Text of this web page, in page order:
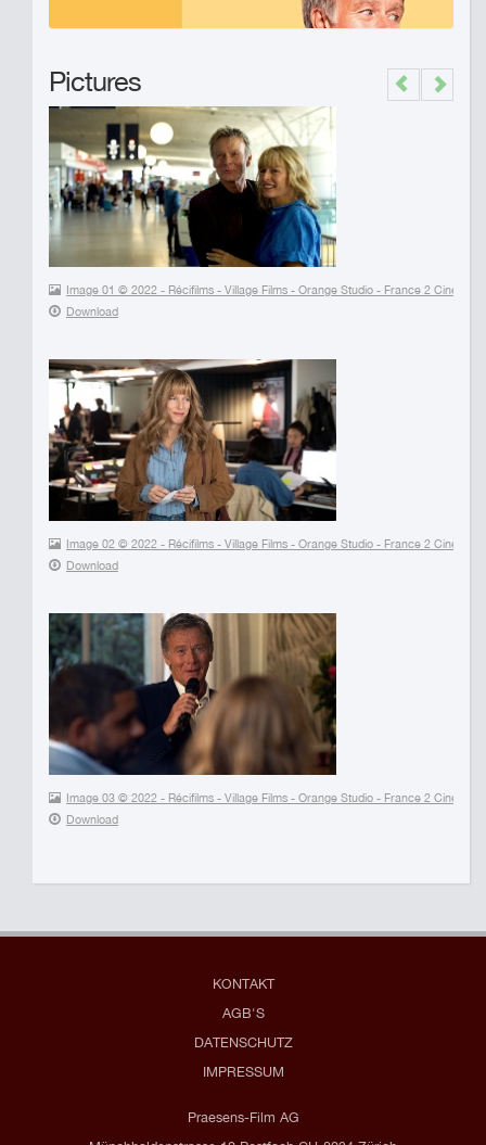
Pictures
Image 01 © 2022 - Récifilms - Village Films - Orange Studio - France 2 Cinéma -
Download
Image 02 © 2022 - Récifilms - Village Films - Orange Studio - France 2 Cinéma -
Download
Image 03 © 2022 - Récifilms - Village Films - Orange Studio - France 2 Cinéma -
Download
Previous
Next
KONTAKT
AGB'S
DATENSCHUTZ
IMPRESSUM
Praesens-Film AG